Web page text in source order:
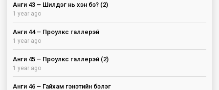
Анги 43 – Шилдэг нь хэн бэ? (2)
1 year ago
Анги 44 – Проулкс галлерэй
1 year ago
Анги 45 – Проулкс галлерэй (2)
1 year ago
Анги 46 – Гайхам гэнэтийн бэлэг